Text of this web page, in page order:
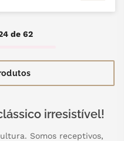
de 62
irresistível!
Somos receptivos,